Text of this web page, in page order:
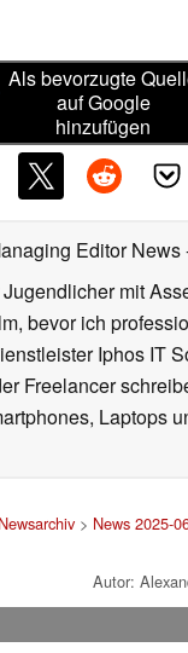
Als bevorzugte
auf Google
hinzufügen
Editor News
mit
bevor ich
Iphos IT
Freelancer
Laptops
Newsarchiv> News 2025-
Autor: